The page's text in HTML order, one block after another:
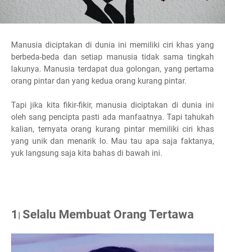
Manusia diciptakan di dunia ini memiliki ciri khas yang
berbeda-beda dan setiap manusia tidak sama tingkah
lakunya. Manusia terdapat dua golongan, yang pertama
orang pintar dan yang kedua orang kurang pintar.
Tapi jika kita fikir-fikir, manusia diciptakan di dunia ini
oleh sang pencipta pasti ada manfaatnya. Tapi tahukah
kalian, ternyata orang kurang pintar memiliki ciri khas
yang unik dan menarik lo. Mau tau apa saja faktanya,
yuk langsung saja kita bahas di bawah ini.
1 | Selalu Membuat Orang Tertawa